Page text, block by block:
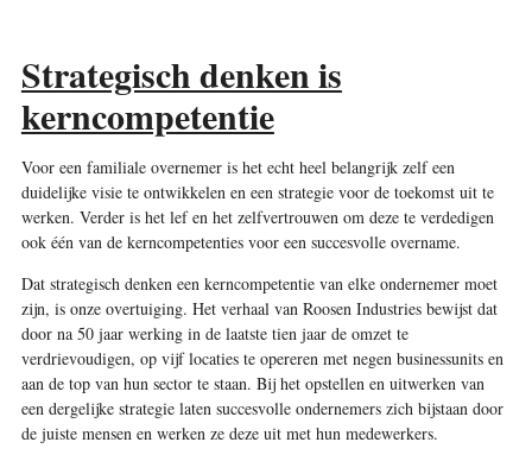
Strategisch denken is
kerncompetentie
Voor een familiale overnemer is het echt heel belangrijk zelf een
duidelijke visie te ontwikkelen en een strategie voor de toekomst uit te
werken. Verder is het lef en het zelfvertrouwen om deze te verdedigen
ook één van de kerncompetenties voor een succesvolle overname.
Dat strategisch denken een kerncompetentie van elke ondernemer moet
zijn, is onze overtuiging. Het verhaal van Roosen Industries bewijst dat
door na 50 jaar werking in de laatste tien jaar de omzet te
verdrievoudigen, op vijf locaties te opereren met negen businessunits en
aan de top van hun sector te staan. Bij het opstellen en uitwerken van
een dergelijke strategie laten succesvolle ondernemers zich bijstaan door
de juiste mensen en werken ze deze uit met hun medewerkers.